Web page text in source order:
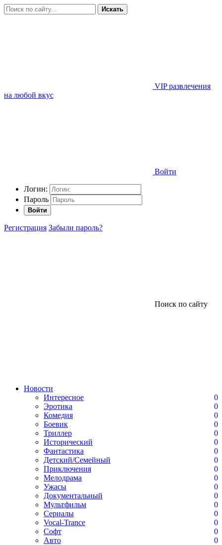
Искать
VIP развлечения
на любой вкус
Войти
Логин:
Пароль
Войти
Регистрация Забыли пароль?
Поиск по сайту
Новости
Интересное
0
Эротика
0
Комедия
0
Боевик
0
Триллер
0
Исторический
0
Фантастика
0
Детский/Семейный
0
Приключения
0
Мелодрама
0
Ужасы
0
Документальный
0
Мультфильм
0
Сериалы
0
Vocal-Trance
0
Софт
0
Авто
0